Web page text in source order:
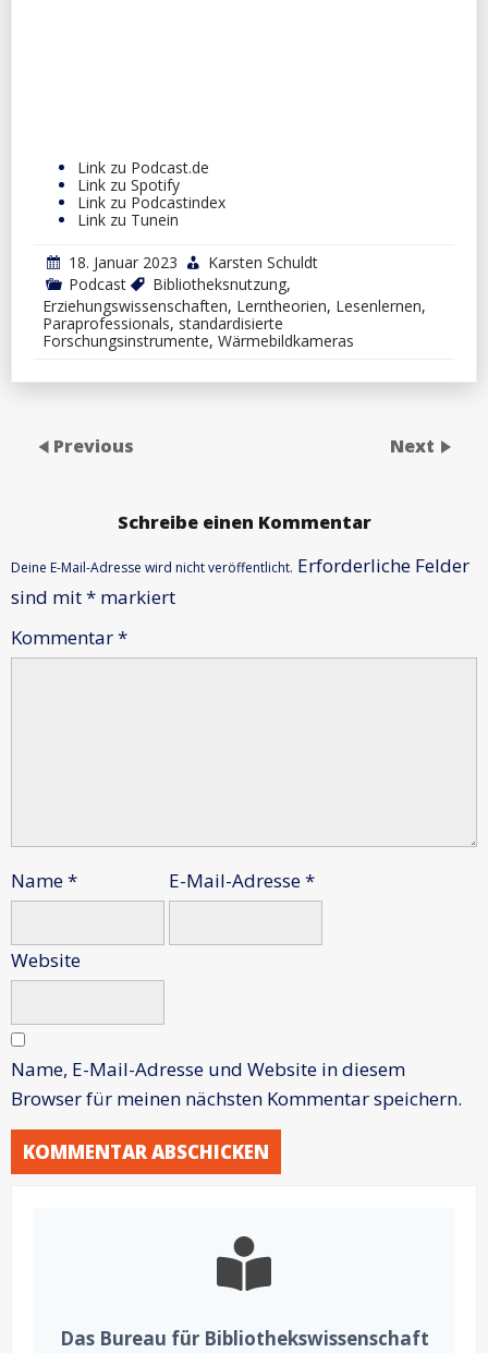
Link zu Podcast.de
Link zu Spotify
Link zu Podcastindex
Link zu Tunein
18. Januar 2023
Karsten Schuldt
Podcast
Bibliotheksnutzung,
Erziehungswissenschaften, Lerntheorien, Lesenlernen,
Paraprofessionals, standardisierte
Forschungsinstrumente, Wärmebildkameras
Previous Next
Schreibe einen Kommentar
Deine E-Mail-Adresse wird nicht veröffentlicht. Erforderliche Felder
sind mit* markiert
Kommentar*
Name* E-Mail-Adresse*
Website
Name, E-Mail-Adresse und Website in diesem
Browser für meinen nächsten Kommentar speichern.
Das Bureau für Bibliothekswissenschaft